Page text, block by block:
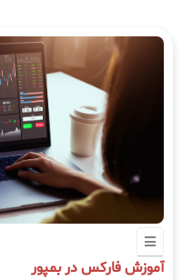
آموزش فارکس در بمپور